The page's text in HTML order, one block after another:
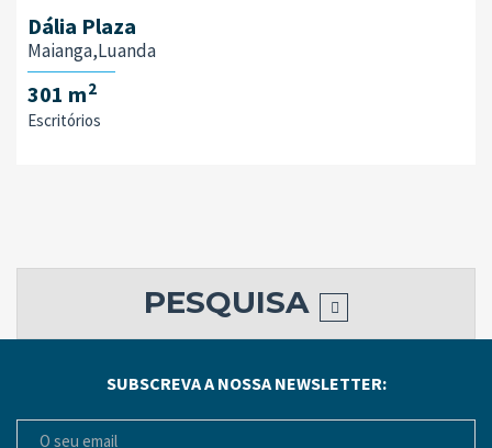
Dália Plaza
Maianga,Luanda
301 m2
Escritórios
PESQUISA
SUBSCREVA A NOSSA NEWSLETTER: